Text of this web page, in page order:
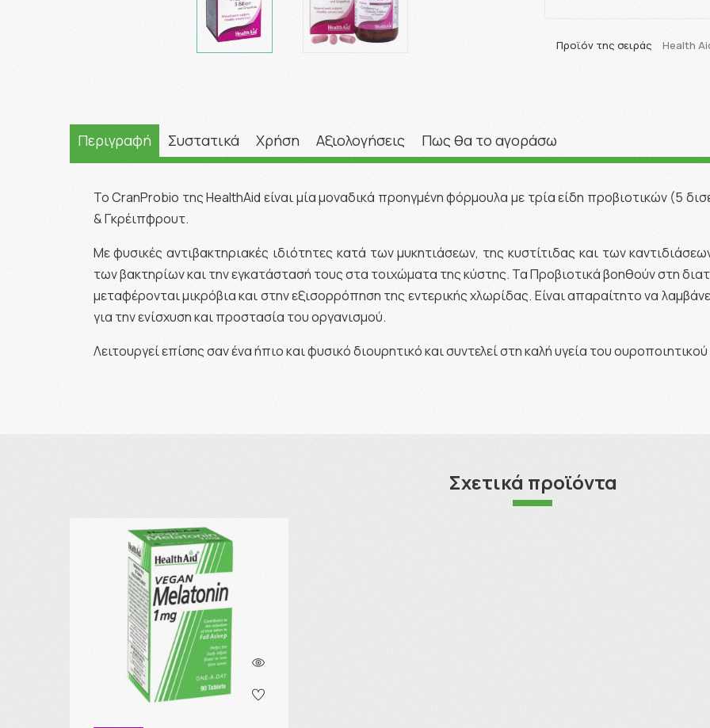
Προϊόν της σειράς Health
Περιγραφή Συστατικά Χρήση Αξιολογήσεις Πως θα το αγοράσω
Το CranProbio της HealthAid είναι μία μοναδικά προηγμένη φόρμουλα με τρία είδη προβιοτικών (5
& Γκρέιπφρουτ.
Με φυσικές αντιβακτηριακές ιδιότητες κατά των μυκητιάσεων, της κυστίτιδας και των
των βακτηρίων και την εγκατάστασή τους στα τοιχώματα της κύστης. Τα Προβιοτικά βοηθούν στη
μεταφέρονται μικρόβια και στην εξισορρόπηση της εντερικής χλωρίδας. Είναι απαραίτητο να
για την ενίσχυση και προστασία του οργανισμού.
Λειτουργεί επίσης σαν ένα ήπιο και φυσικό διουρητικό και συντελεί στη καλή υγεία του
Σχετικά προϊόντα